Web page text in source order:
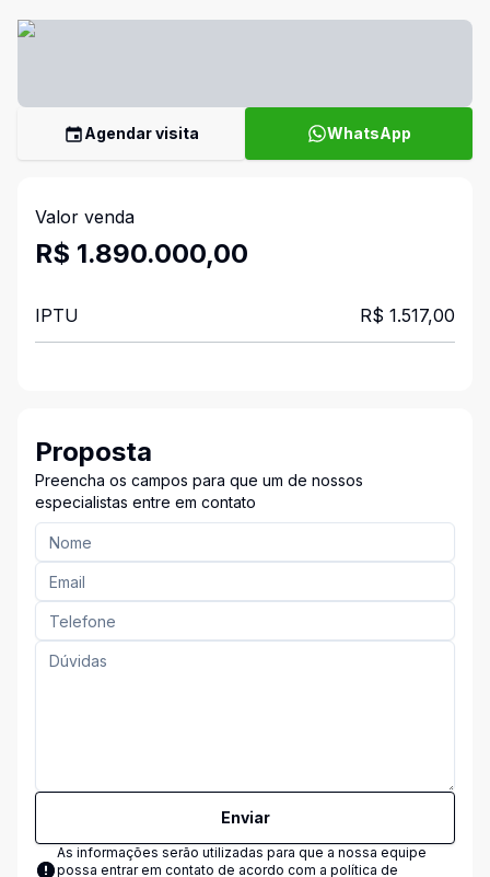
Agendar visita WhatsApp
Valor venda
R$ 1.890.000,00
IPTU R$ 1.517,00
Proposta
Preencha os campos para que um de nossos
especialistas entre em contato
Enviar
As informações serão utilizadas para que a nossa equipe
possa entrar em contato de acordo com a política de